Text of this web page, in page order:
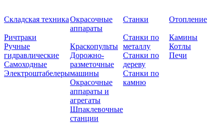
Складская техника
Ричтраки
Ручные
гидравлические
Самоходные
Электроштабелеры
Окрасочные
аппараты
Краскопульты
Дорожно-
разметочные
машины
Окрасочные
аппараты и
агрегаты
Шпаклевочные
станции
Станки
Станки по
металлу
Станки по
дереву
Станки по
камню
Отопление
Камины
Котлы
Печи